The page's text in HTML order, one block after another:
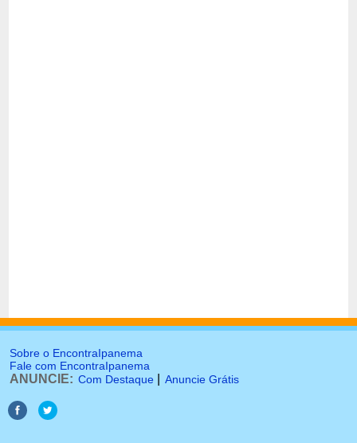
Sobre o EncontraIpanema
Fale com EncontraIpanema
ANUNCIE: Com Destaque Anuncie Grátis